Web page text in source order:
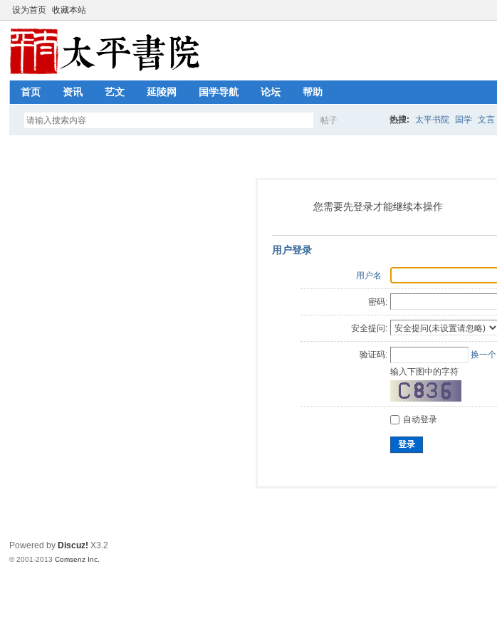
设为首页 收藏本站
首页 资讯 艺文 延陵网 国学导航 论坛 帮助
帖子
索
热搜: 太平书院 国学 文言
您需要先登录才能继续本操作
用户登录
用户名
密码:
安全提问:
验证码:
换一个
输入下图中的字符
自动登录
登录
Powered by Discuz! X3.2
© 2001-2013Comsenz Inc.